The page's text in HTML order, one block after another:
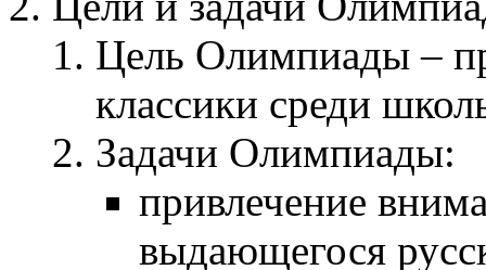
Цель Олимпиады –
классики среди
Задачи Олимпиады:
привлечение
выдающегося